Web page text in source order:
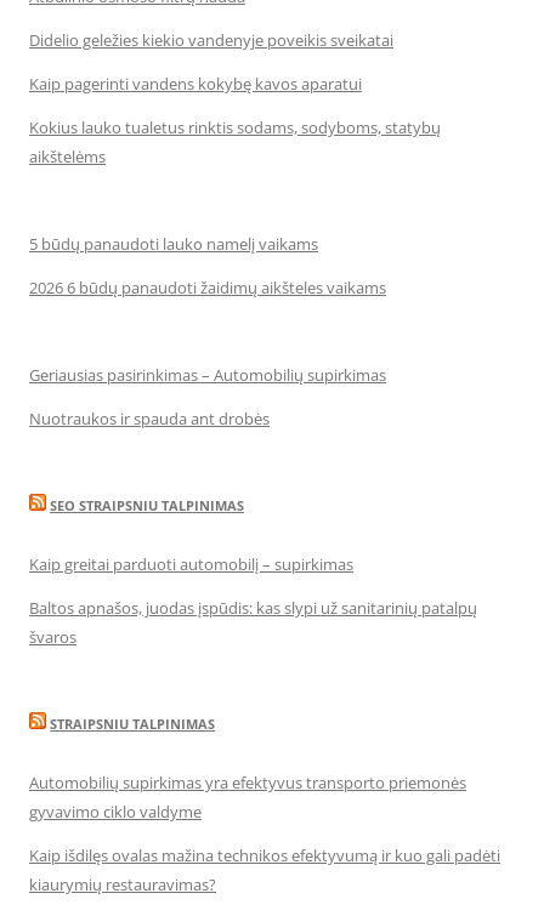
Didelio geležies kiekio vandenyje poveikis sveikatai
Kaip pagerinti vandens kokybę kavos aparatui
Kokius lauko tualetus rinktis sodams, sodyboms, statybų
aikštelėms
5 būdų panaudoti lauko namelį vaikams
2026 6 būdų panaudoti žaidimų aikšteles vaikams
Geriausias pasirinkimas – Automobilių supirkimas
Nuotraukos ir spauda ant drobės
SEO STRAIPSNIU TALPINIMAS
Kaip greitai parduoti automobilį – supirkimas
Baltos apnašos, juodas įspūdis: kas slypi už sanitarinių patalpų
švaros
STRAIPSNIU TALPINIMAS
Automobilių supirkimas yra efektyvus transporto priemonės
gyvavimo ciklo valdyme
Kaip išdilęs ovalas mažina technikos efektyvumą ir kuo gali padėti
kiaurymių restauravimas?